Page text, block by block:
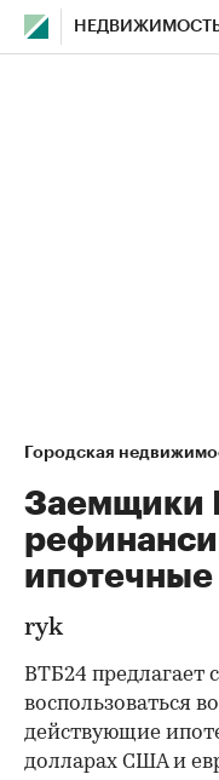
Городская
Заемщики
ипотечные
ryk
ВТБ24
воспользоваться
действующие
долларах США и